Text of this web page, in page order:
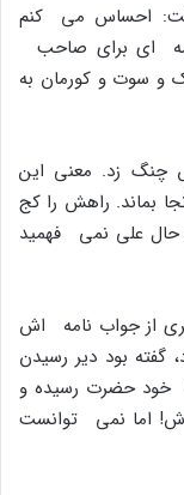
رفت: احساس مى کنم
اى براى صاحب
و سوت و کورمان به
چنگ زد. معنى این
بماند. راهش را کج
على نمى فهمید
از جواب نامه اش
گفته بود دیر رسیدن
خود حضرت رسیده و
اما نمى توانست